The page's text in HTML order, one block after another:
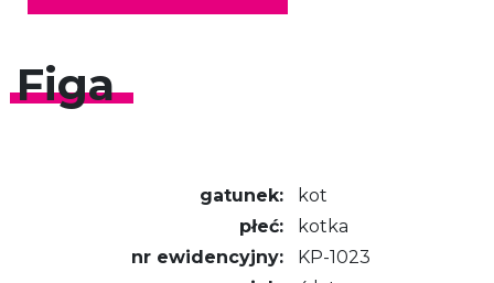
Figa
gatunek:
kot
płeć:
kotka
nr ewidencyjny:
KP-1023